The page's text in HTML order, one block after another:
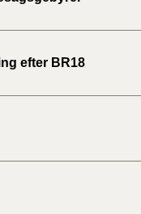
efter BR18